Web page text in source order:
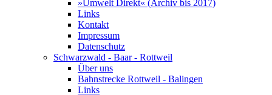
»Umwelt Direkt« (Archiv bis 2017)
Links
Kontakt
Impressum
Datenschutz
Schwarzwald - Baar - Rottweil
Über uns
Bahnstrecke Rottweil - Balingen
Links